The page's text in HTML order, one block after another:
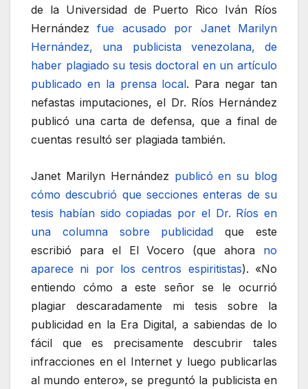
de la Universidad de Puerto Rico Iván Ríos
Hernándezfue acusado por Janet Marilyn
Hernández, una publicista venezolana, de
haber plagiado su tesis doctoral en un artículo
publicado en la prensa local. Para negar tan
nefastas imputaciones, el Dr. Ríos Hernández
publicó una carta de defensa, que a final de
cuentas resultó ser plagiada también.
Janet Marilyn Hernández publicó en su blog
cómo descubrió que secciones enteras de su
tesis habían sido copiadas por el Dr. Ríos en
una columna sobre publicidad que este
escribió para el El Vocero (que ahora no
aparece ni por los centros espiritistas). «No
entiendo cómo a este señor se le ocurrió
plagiar descaradamente mi tesis sobre la
publicidad en la Era Digital, a sabiendas de lo
fácil que es precisamente descubrir tales
infracciones en el Internet y luego publicarlas
al mundo entero», se preguntó la publicista en